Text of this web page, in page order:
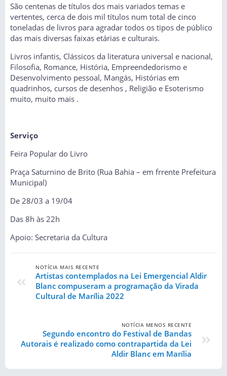
São centenas de títulos dos mais variados temas e
vertentes, cerca de dois mil títulos num total de cinco
toneladas de livros para agradar todos os tipos de público
das mais diversas faixas etárias e culturais.
Livros infantis, Clássicos da literatura universal e nacional,
Filosofia, Romance, História, Empreendedorismo e
Desenvolvimento pessoal, Mangás, Histórias em
quadrinhos, cursos de desenhos , Religião e Esoterismo
muito, muito mais .
Serviço
Feira Popular do Livro
Praça Saturnino de Brito (Rua Bahia – em frrente Prefeitura
Municipal)
De 28/03 a 19/04
Das 8h às 22h
Apoio: Secretaria da Cultura
NOTÍCIA MAIS RECENTE
Artistas contemplados na Lei Emergencial Aldir
Blanc compuseram a programação da Virada
Cultural de Marília 2022
NOTÍCIA MENOS RECENTE
Segundo encontro do Festival de Bandas
Autorais é realizado como contrapartida da Lei
Aldir Blanc em Marília